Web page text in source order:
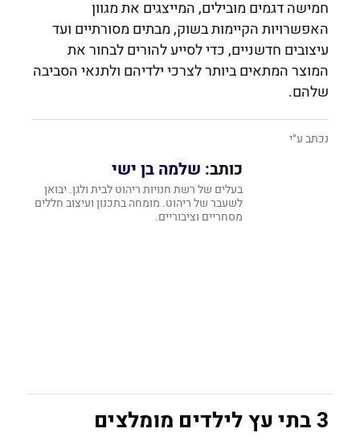
חמישה דגמים מובילים, המייצגים את מגוון
האפשרויות הקיימות בשוק, מבתים מסורתיים ועד
עיצובים חדשניים, כדי לסייע להורים לבחור את
המוצר המתאים ביותר לצרכי ילדיהם ולתנאי הסביבה
שלהם.
נכתב ע״י
כותב: שלמה בן ישי
בעלים של רשת חנויות ריהוט לבית ולגן. יבואן
לשעבר של ריהוט. מומחה בתכנון ועיצוב חללים
מסחריים וציבוריים.
3 בתי עץ לילדים מומלצים